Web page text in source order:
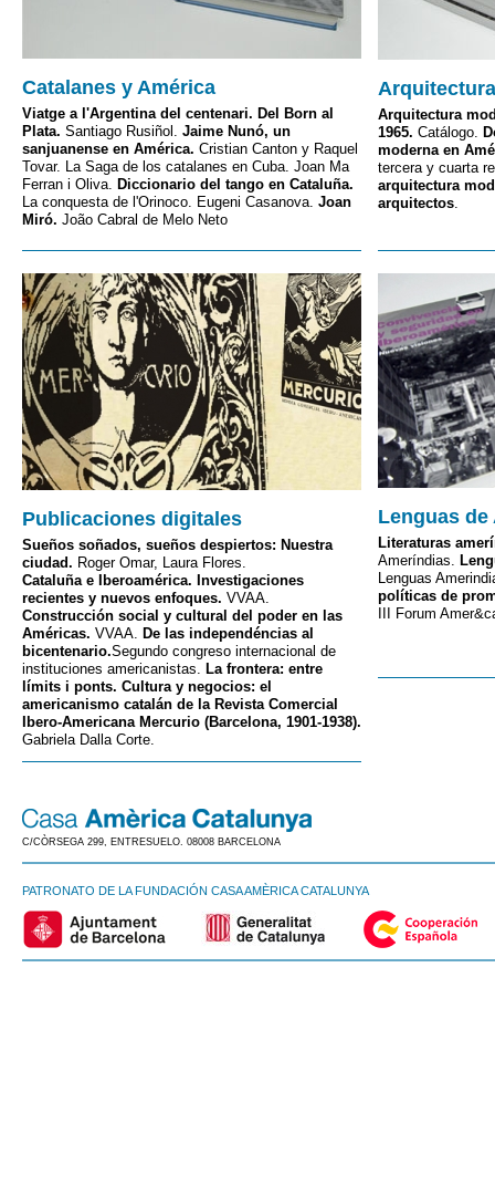
Catalanes y América
Viatge a l'Argentina del centenari. Del Born al
Plata. Santiago Rusiñol. Jaime Nunó, un
sanjuanense en América. Cristian Canton y Raquel
Tovar. La Saga de los catalanes en Cuba. Joan Ma
Ferran i Oliva. Diccionario del tango en Cataluña.
La conquesta de l'Orinoco. Eugeni Casanova. Joan
Miró. João Cabral de Melo Neto
Arquitectura
Arquitectura
1965. Catálogo.
moderna en
tercera y cuarta
arquitectura
arquitectos.
Publicaciones digitales
Sueños soñados, sueños despiertos: Nuestra
ciudad. Roger Omar, Laura Flores.
Cataluña e Iberoamérica. Investigaciones
recientes y nuevos enfoques. VVAA.
Construcción social y cultural del poder en las
Américas. VVAA. De las independéncias al
bicentenario.Segundo congreso internacional de
instituciones americanistas. La frontera: entre
límits i ponts. Cultura y negocios: el
americanismo catalán de la Revista Comercial
Ibero-Americana Mercurio (Barcelona, 1901-1938).
Gabriela Dalla Corte.
Lenguas de
Literaturas
Ameríndias.
Lenguas
políticas de
III Forum
C/CÒRSEGA 299, ENTRESUELO. 08008 BARCELONA
PATRONATO DE LA FUNDACIÓN CASA AMÈRICA CATALUNYA